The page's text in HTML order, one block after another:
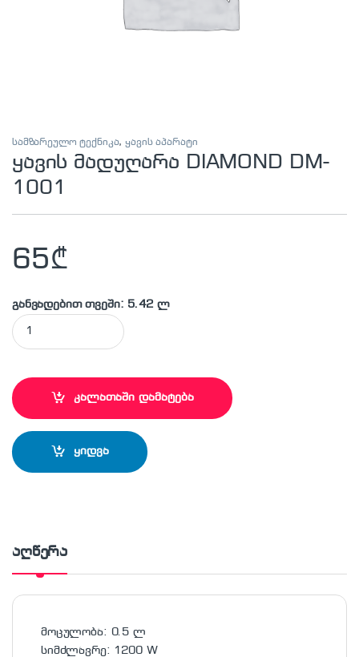
სამზარეულო ტექნიკა,ყავის აპარატი
ყავის მადუღარა DIAMOND DM-
1001
65₾
განვადებით თვეში: 5.42 ლ
ყავის მადუღარა DIAMOND DM-1001 quantity
კალათაში დამატება
ყიდვა
აღწერა
მოცულობა: 0.5 ლ
სიმძლავრე: 1200 W